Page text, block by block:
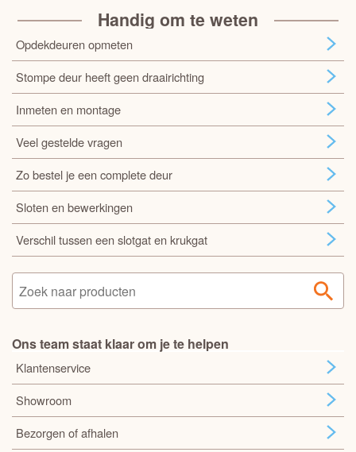
Handig om te weten
Opdekdeuren opmeten
Stompe deur heeft geen draairichting
Inmeten en montage
Veel gestelde vragen
Zo bestel je een complete deur
Sloten en bewerkingen
Verschil tussen een slotgat en krukgat
Ons team staat klaar om je te helpen
Klantenservice
Showroom
Bezorgen of afhalen